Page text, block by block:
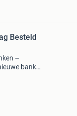
Besteld
–
bank